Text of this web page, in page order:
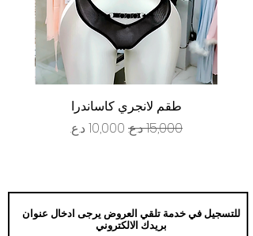
طقم لانجري كاساندرا
سعر عادي سعر البيع
للتسجيل في خدمة تلقي العروض يرجى ادخال عنوان
بريدك الالكتروني